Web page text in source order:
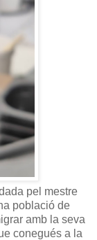
pel mestre
població de
amb la seva
conegués a la